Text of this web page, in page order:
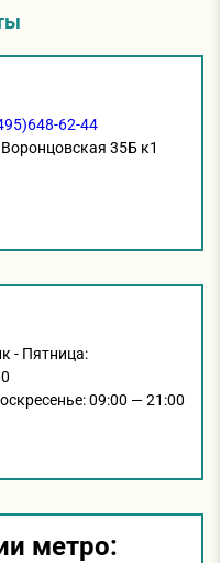
62-44
35Б к1
- Пятница:
09:00 — 21:00
метро: